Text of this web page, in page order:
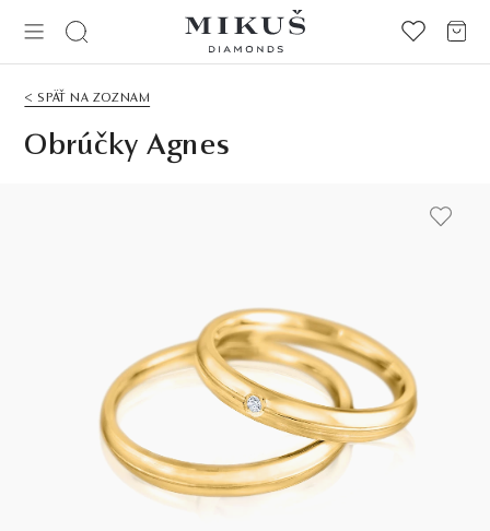
< SPÄŤ NA ZOZNAM
Obrúčky Agnes